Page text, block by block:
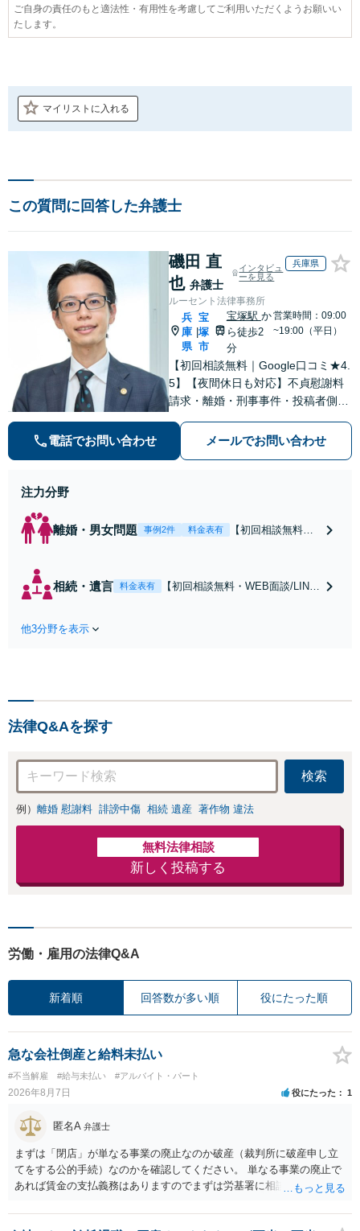
ご自身の責任のもと適法性・有用性を考慮してご利用いただくようお願いい
たします。
マイリストに入れる
この質問に回答した弁護士
磯田 直
也 弁護士
インタビュ
ーを見る
兵庫県
ルーセント法律事務所
兵
庫
県
|
宝
塚
市
宝塚駅 か
ら徒歩2
分
営業時間：09:00
~19:00（平日）
【初回相談無料｜Google口コミ★4.
5】【夜間休日も対応】不貞慰謝料
請求・離婚・刑事事件・投稿者側発
数。オーダーメイドのサービスで問
題解決や事業の推進を強力にサポー
電話でお問い合わせ メールでお問い合わせ
注力分野
離婚・男女問題 事例2件 料金表有
【初回相談無料・
倫の早期解決】
相続・遺言 料金表有
【初回相談無料・WEB面談/LINE
【地域密着】
他3分野を表示
法律Q&Aを探す
検索
例） 離婚 慰謝料 誹謗中傷 相続 遺産 著作物 違法
無料法律相談
新しく投稿する
労働・雇用の法律Q&A
新着順 回答数が多い順 役にたった順
急な会社倒産と給料未払い
#不当解雇 #給与未払い #アルバイト・パート
2026年8月7日 役にたった 1
匿名A 弁護士
まずは「閉店」が単なる事業の廃止なのか破産（裁判所に破産申し立
てをする公的手続）なのかを確認してください。 単なる事業の廃止で
あれば賃金の支払義務はありますのでまずは労基署に相談してくださ
しいかもしれませんが）賃金などの労働債権は他の債務より優先して